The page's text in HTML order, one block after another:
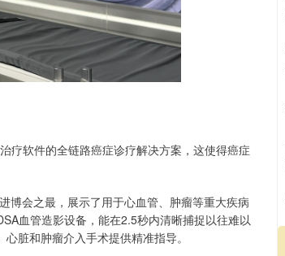
疗软件的全链路癌症诊疗解决方案，这使得癌症
博会之最，展示了用于心血管、肿瘤等重大疾病
血管造影设备，能在2.5秒内清晰捕捉以往难以
脏和肿瘤介入手术提供精准指导。